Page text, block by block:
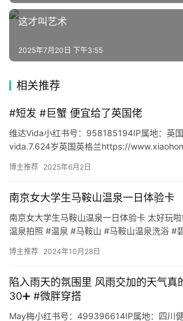
文
集
🔥
热
榜
速
递
主
星
登录 注册
这才叫艺术
2025年7月20日 下午3:55
相关推荐
#短发 #巨蟹 便宜给了英国佬
维达Vida小红书号：958185194IP属地：英
vida.7.624岁英国英格兰https://
博主推荐 2025年6月2日
南京女大学生马鞍山温泉一日体验卡
南京女大学生马鞍山温泉一日体验卡 太好玩
温泉拍照 #温泉 #马鞍山 #马鞍山温泉洗浴 #
博主推荐 2024年10月28日
陷入雨天的氛围里 风雨交加的天气真
30➕ #微胖穿搭
May梅小红书号：499396614IP属地：四川